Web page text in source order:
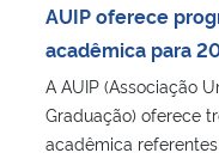
Advocacia-Geral da União
Banco Central do Brasil
AUIP oferece
acadêmica para
A AUIP (Associação
Graduação) oferece
acadêmica